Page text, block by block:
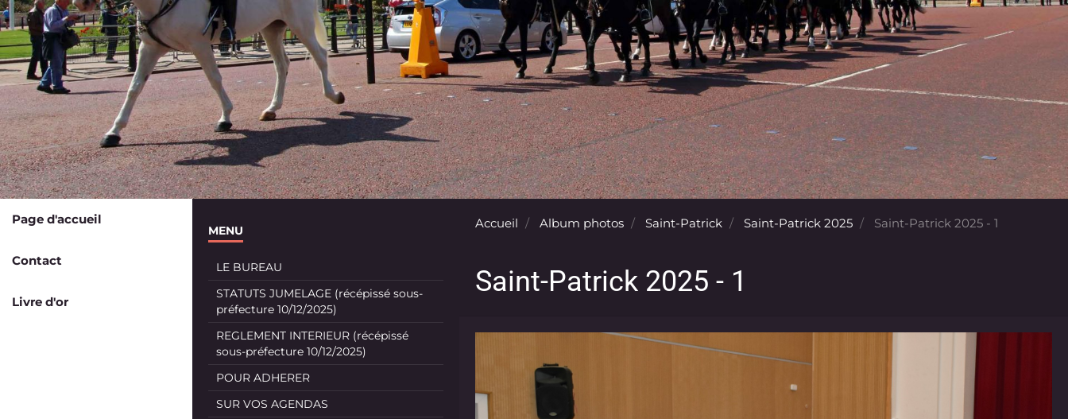
Page d'accueil
Contact
Livre d'or
Accueil Album photos Saint-Patrick Saint-Patrick 2025 Saint-Patrick 2025 - 1
Saint-Patrick 2025 - 1
MENU
LE BUREAU
STATUTS JUMELAGE (récépissé sous-
préfecture 10/12/2025)
REGLEMENT INTERIEUR (récépissé
sous-préfecture 10/12/2025)
POUR ADHERER
SUR VOS AGENDAS